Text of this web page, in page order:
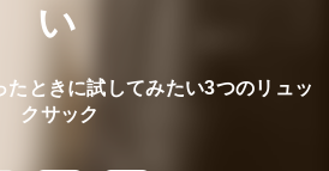
い
たときに試してみたい3つのリュッ
クサック